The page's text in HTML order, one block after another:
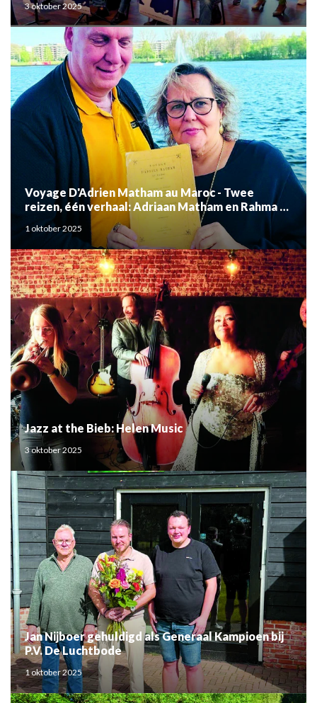
3 oktober 2025
Voyage D'Adrien Matham au Maroc - Twee
reizen, één verhaal: Adriaan Matham en Rahma el
Mouden
1 oktober 2025
Jazz at the Bieb: Helen Music
3 oktober 2025
Jan Nijboer gehuldigd als Generaal Kampioen bij
P.V. De Luchtbode
1 oktober 2025